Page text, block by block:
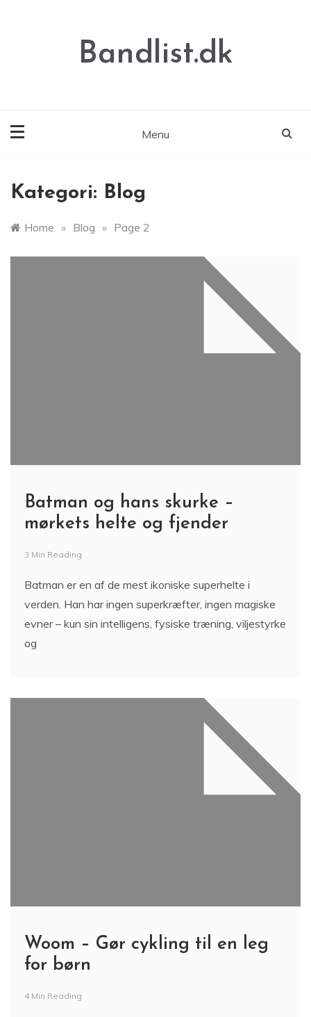
Bandlist.dk
Menu
Kategori: Blog
Home » Blog » Page 2
Batman og hans skurke –
mørkets helte og fjender
3 Min Reading
Batman er en af de mest ikoniske superhelte i
verden. Han har ingen superkræfter, ingen magiske
evner – kun sin intelligens, fysiske træning, viljestyrke
og
Woom – Gør cykling til en leg
for børn
4 Min Reading